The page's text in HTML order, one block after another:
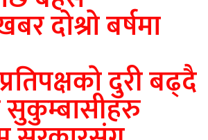
दाेश्राे बर्षमा
दुरी बढ्दै
सुकुम्बासीहरु